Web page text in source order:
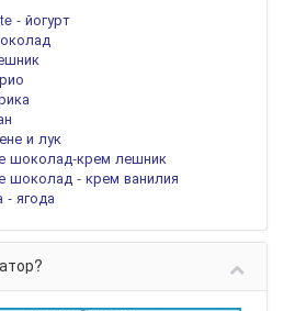
- йогурт
и лук
шоколад-крем лешник
шоколад - крем ванилия
ягода